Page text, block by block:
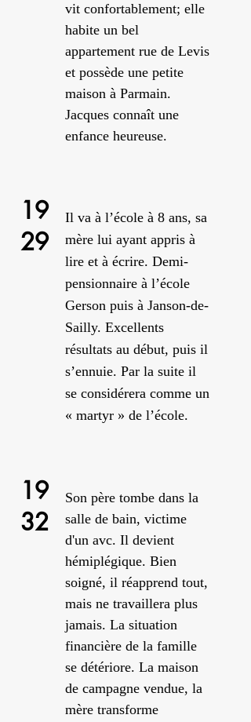
vit confortablement; elle
habite un bel
appartement rue de Levis
et possède une petite
maison à Parmain.
Jacques connaît une
enfance heureuse.
19
29
Il va à l’école à 8 ans, sa
mère lui ayant appris à
lire et à écrire. Demi-
pensionnaire à l’école
Gerson puis à Janson-de-
Sailly. Excellents
résultats au début, puis il
s’ennuie. Par la suite il
se considérera comme un
« martyr » de l’école.
19
32
Son père tombe dans la
salle de bain, victime
d'un avc. Il devient
hémiplégique. Bien
soigné, il réapprend tout,
mais ne travaillera plus
jamais. La situation
financière de la famille
se détériore. La maison
de campagne vendue, la
mère transforme